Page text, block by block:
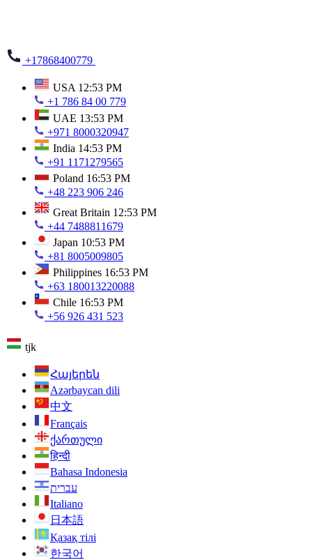
+17868400779
USA 12:53 PM
+1 786 84 00 779
UAE 13:53 PM
+971 8000320947
India 14:53 PM
+91 1171279565
Poland 16:53 PM
+48 223 906 246
Great Britain 12:53 PM
+44 7488811679
Japan 10:53 PM
+81 8005009805
Philippines 16:53 PM
+63 180013220088
Chile 16:53 PM
+56 926 431 523
tjk
Հայերեն
Azərbaycan dili
中文
Français
ქართული
हिन्दी
Bahasa Indonesia
עברית
Italiano
日本語
Қазақ тілі
한국어